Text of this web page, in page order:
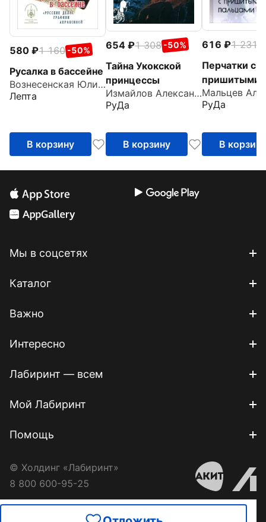
580 1 160 -50%
Русалка в бассейне
Вознесенская Юлия Николаевна
Лепта
В корзину
654 1 308 -50%
Тайна Укокской
принцессы
Измайлов Александр
РуДа
В корзину
616 1 231
Перчатки с
пришитыми
пальцами
РуДа
В корзину
Мы в соцсетях
Каталог
Важно
Интересно
Лабиринт — всем
Мой Лабиринт
Помощь
© Холдинг «Лабиринт»
8 800 600-95-25